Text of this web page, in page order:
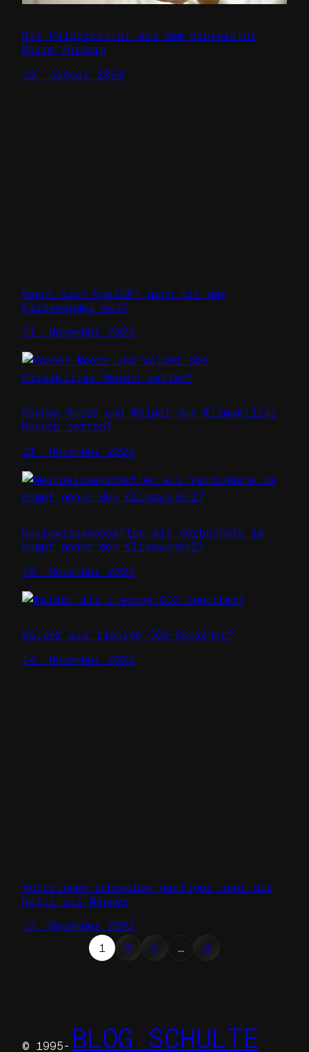
Mit Paludikultur aus dem Bioreaktor
Moore fördern
19. Januar 2024
Kennt sich ChatGPT auch mit dem
Klimawandel aus?
21. November 2023
Können Moore und Wälder den Klimakiller
Mensch retten?
21. November 2023
Neurowissenschaften als Verbündete im
Kampf gegen den Klimawandel?
19. November 2023
Wälder als riesige CO2-Speicher?
14. November 2023
Autorinnen schreiben häufiger über die
Natur als Männer
13. November 2023
1
2 3 … 8
© 1995- BLOG SCHULTE